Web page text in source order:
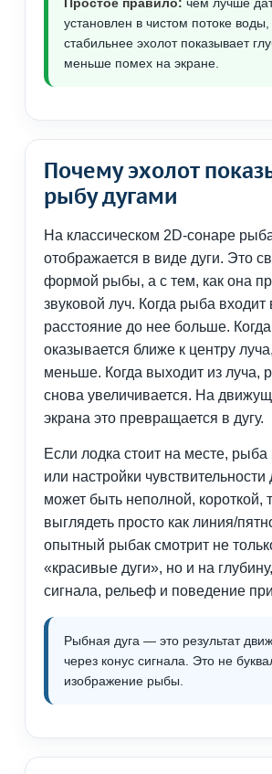
Простое правило: чем лучше
установлен в чистом потоке
стабильнее эхолот показывает
меньше помех на экране.
Почему эхолот
рыбу дугами
На классическом 2D-сонаре
отображается в виде дуги. Это
формой рыбы, а с тем, как она
звуковой луч. Когда рыба входит
расстояние до нее больше.
оказывается ближе к центру
меньше. Когда выходит из луча,
снова увеличивается. На
экрана это превращается в дугу.
Если лодка стоит на месте,
или настройки чувствительности
может быть неполной, короткой,
выглядеть просто как линия/
опытный рыбак смотрит не
«красивые дуги», но и на
сигнала, рельеф и поведение
Рыбная дуга — это результат
через конус сигнала. Это не
изображение рыбы.